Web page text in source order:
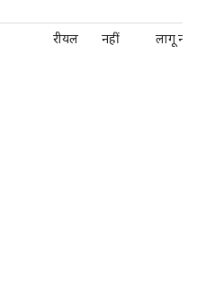
रीयल नहीं लागू नहीं